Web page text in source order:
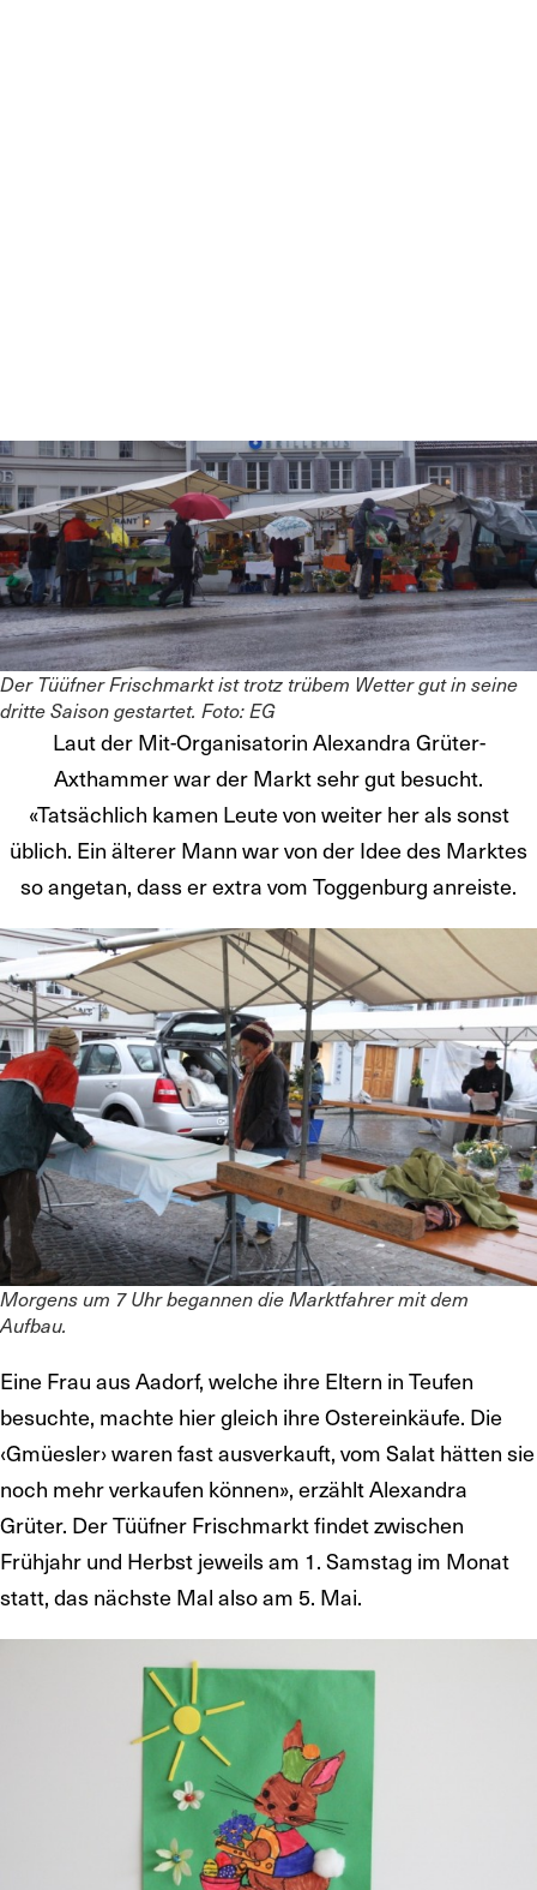
Der Tüüfner Frischmarkt ist trotz trübem Wetter gut in seine
dritte Saison gestartet. Foto: EG
Laut der Mit-Organisatorin Alexandra Grüter-
Axthammer war der Markt sehr gut besucht.
«Tatsächlich kamen Leute von weiter her als sonst
üblich. Ein älterer Mann war von der Idee des Marktes
so angetan, dass er extra vom Toggenburg anreiste.
Morgens um 7 Uhr begannen die Marktfahrer mit dem
Aufbau.
Eine Frau aus Aadorf, welche ihre Eltern in Teufen
besuchte, machte hier gleich ihre Ostereinkäufe. Die
‹Gmüesler› waren fast ausverkauft, vom Salat hätten sie
noch mehr verkaufen können», erzählt Alexandra
Grüter. Der Tüüfner Frischmarkt findet zwischen
Frühjahr und Herbst jeweils am 1. Samstag im Monat
statt, das nächste Mal also am 5. Mai.